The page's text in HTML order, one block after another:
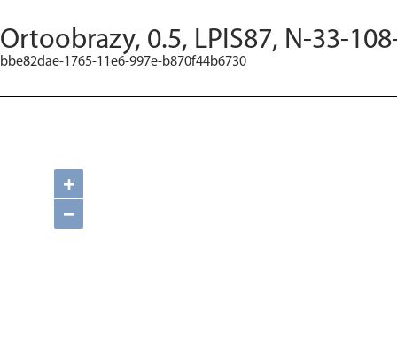
Ortoobrazy, 0.5, LPIS87, N-33-
bbe82dae-1765-11e6-997e-b870f44b6730
+
−